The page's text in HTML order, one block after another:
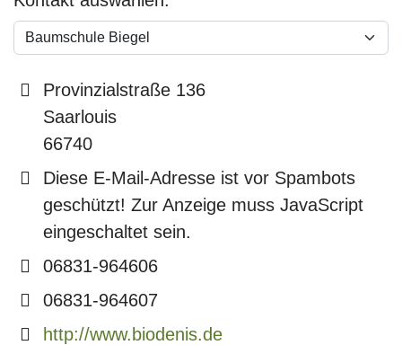
Adresse
Provinzialstraße 136
Saarlouis
66740
COM_CONTACT_EMAIL
Diese E-Mail-Adresse ist vor Spambots
geschützt! Zur Anzeige muss JavaScript
eingeschaltet sein.
Telefon
06831-964606
Fax
06831-964607
Website
http://www.biodenis.de